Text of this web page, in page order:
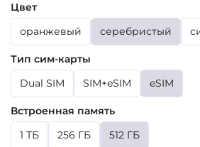
Цвет
оранжевый
серебристый
Тип сим-карты
Dual SIM
SIM+eSIM eSIM
Встроенная память
1 ТБ
256 ГБ 512 ГБ